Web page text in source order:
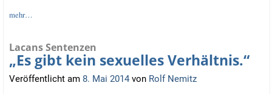
mehr…
Lacans Sentenzen
„Es gibt kein sexuelles Verhältnis.“
Veröffentlicht am 8. Mai 2014 von Rolf Nemitz